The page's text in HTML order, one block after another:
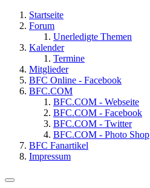
Startseite
Forum
Unerledigte Themen
Kalender
Termine
Mitglieder
BFC Online - Facebook
BFC.COM
BFC.COM - Webseite
BFC.COM - Facebook
BFC.COM - Twitter
BFC.COM - Photo Shop
BFC Fanartikel
Impressum